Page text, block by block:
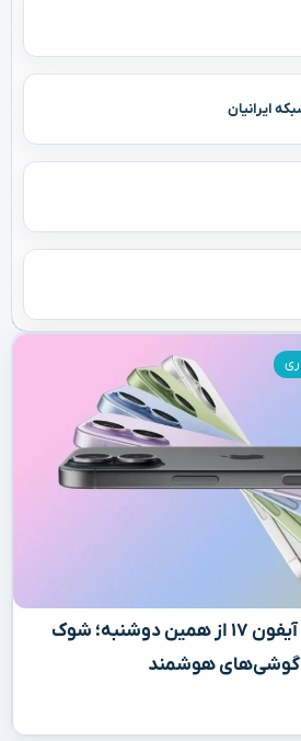
ایرانیان
احتمال افزایش قیمت آیفون ۱۷ از همین دوشنبه؛ شوک
گوشی‌های هوشمند